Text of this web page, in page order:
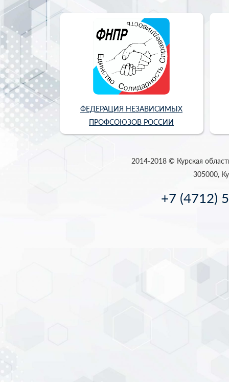
ФЕДЕРАЦИЯ НЕЗАВИСИМЫХ
ПРОФСОЮЗОВ РОССИИ
2014-2018 © Курская
305000,
+7 (4712)